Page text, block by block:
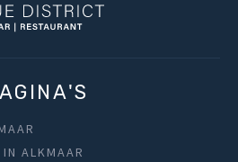
ALKMAAR